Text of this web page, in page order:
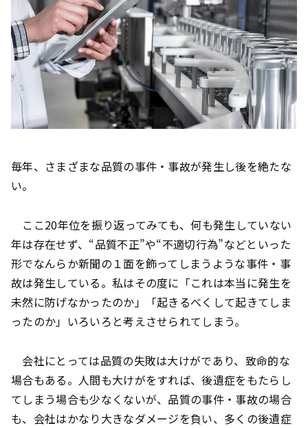
毎年、さまざまな品質の事件・事故が発生し後を絶たな
い。
ここ20年位を振り返ってみても、何も発生していない
年は存在せず、“品質不正”や“不適切行為”などといった
形でなんらか新聞の１面を飾ってしまうような事件・事
故は発生している。私はその度に「これは本当に発生を
未然に防げなかったのか」「起きるべくして起きてしま
ったのか」いろいろと考えさせられてしまう。
会社にとっては品質の失敗は大けがであり、致命的な
場合もある。人間も大けがをすれば、後遺症をもたらし
てしまう場合も少なくないが、品質の事件・事故の場合
も、会社はかなり大きなダメージを負い、多くの後遺症